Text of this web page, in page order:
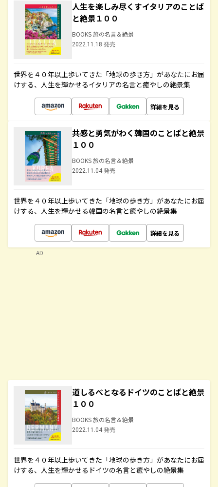
人生を楽しみ尽くすイタリアのことば
と絶景１００
BOOKS 旅の名言＆絶景
2022.11.18 発売
世界を４０年以上歩いてきた「地球の歩き方」があなたにお届
けする、人生を輝かせるイタリアの名言と癒やしの絶景集
詳細を見る
共感と勇気がわく韓国のことばと絶景
１００
BOOKS 旅の名言＆絶景
2022.11.04 発売
世界を４０年以上歩いてきた「地球の歩き方」があなたにお届
けする、人生を輝かせる韓国の名言と癒やしの絶景集
詳細を見る
道しるべとなるドイツのことばと絶景
１００
BOOKS 旅の名言＆絶景
2022.11.04 発売
世界を４０年以上歩いてきた「地球の歩き方」があなたにお届
けする、人生を輝かせるドイツの名言と癒やしの絶景集
AD